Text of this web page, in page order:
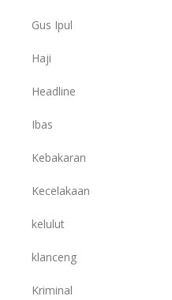
Gus Ipul
Haji
Headline
Ibas
Kebakaran
Kecelakaan
kelulut
klanceng
Kriminal